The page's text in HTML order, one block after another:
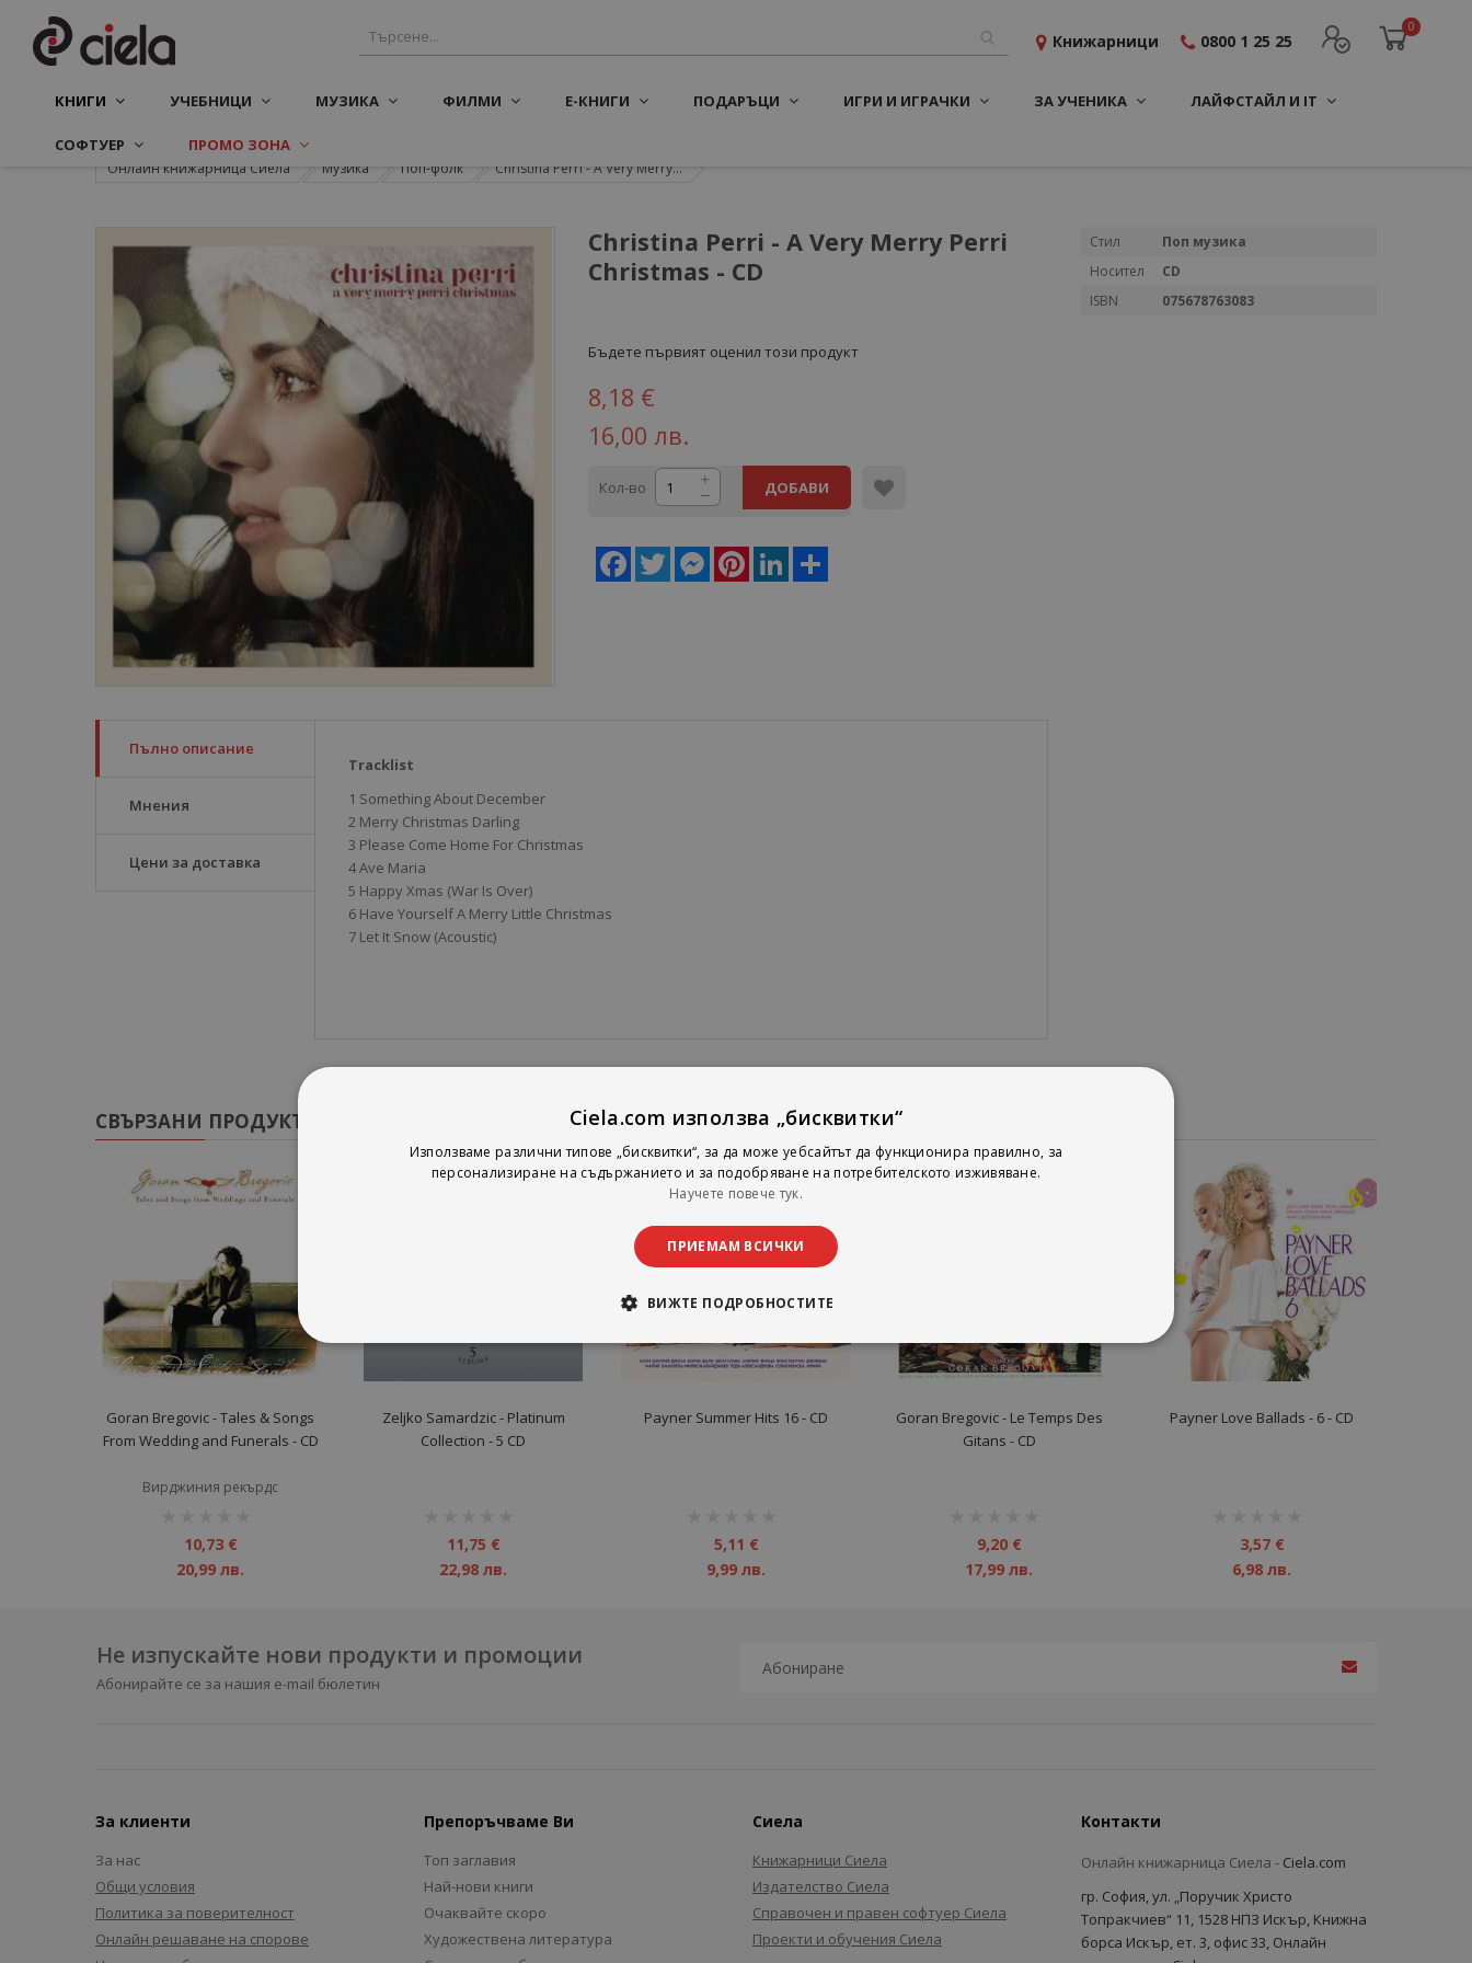
0
Книжарници 0800 1 25 25
КНИГИ УЧЕБНИЦИ МУЗИКА ФИЛМИ Е-КНИГИ ПОДАРЪЦИ ИГРИ И ИГРАЧКИ ЗА УЧЕНИКА ЛАЙФСТАЙЛ И IT
СОФТУЕР ПРОМО ЗОНА
Онлайн книжарница Сиела Музика Поп-фолк Christina Perri - A Very Merry...
Christina Perri - A Very Merry Perri
Christmas - CD
Бъдете първият оценил този продукт
8,18 €
16,00 лв.
Кол-во ДОБАВИ
Facebook
Twitter MessengerPinterestLinkedIn
Пълно описание
Мнения
Цени за доставка
Tracklist
1 Something About December
2 Merry Christmas Darling
3 Please Come Home For Christmas
4 Ave Maria
5 Happy Xmas (War Is Over)
6 Have Yourself A Merry Little Christmas
7 Let It Snow (Acoustic)
Повече
Стил
Поп музика
Носител
CD
ISBN
075678763083
СВЪРЗАНИ ПРОДУКТИ
Goran Bregovic - Tales & Songs
From Wedding and Funerals - CD
Вирджиния рекърдс
10,73 €
20,99 лв.
Zeljko Samardzic ‎- Platinum
Collection - 5 CD
11,75 €
22,98 лв.
Payner Summer Hits 16 - CD
5,11 €
9,99 лв.
Goran Bregovic ‎- Le Temps Des
Gitans - CD
9,20 €
17,99 лв.
Payner Love Ballads - 6 - CD
3,57 €
6,98 лв.
Не изпускайте нови продукти и промоции
Абонирайте се за нашия e-mail бюлетин
За клиенти
За нас
Общи условия
Политика за поверителност
Онлайн решаване на спорове
Препоръчваме Ви
Топ заглавия
Най-нови книги
Очаквайте скоро
Художествена литература
Сиела
Книжарници Сиела
Издателство Сиела
Справочен и правен софтуер Сиела
Проекти и обучения Сиела
Контакти
Онлайн книжарница Сиела - Ciela.com
гр. София, ул. „Поручик Христо
Топракчиев“ 11, 1528 НПЗ Искър, Книжна
борса Искър, ет. 3, офис 33, Онлайн
Ciela.com използва „бисквитки“
Използваме различни типове „бисквитки“, за да може уебсайтът да функционира правилно, за
персонализиране на съдържанието и за подобряване на потребителското изживяване.
Научете повече тук.
ПРИЕМАМ ВСИЧКИ
ВИЖТЕ ПОДРОБНОСТИТЕ